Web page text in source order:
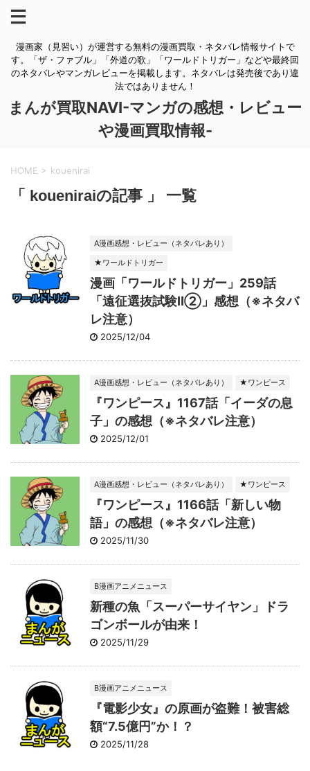
漫画家（見習い）が運営する無料の漫画買取・ネタバレ情報サイトで
す。「ザ・ファブル」「外道の歌」「ワールドトリガー」などや最終回
のネタバレやマンガレビューを掲載します。ネタバレは発売後であり違
法ではありません！
まんが買取NAVI-マンガの感想・レビュー
や漫画買取情報-
HOME > kouenirai
「 koueniraiの記事 」 一覧
A漫画感想・レビュー（ネタバレあり）
★ワールドトリガー
漫画「ワールドトリガー」259話
「遠征選抜試験Ⅱ②」感想（※ネタバ
レ注意）
2025/12/04
A漫画感想・レビュー（ネタバレあり） ★ワンピース
『ワンピース』1167話「イーダの息
子」の感想（※ネタバレ注意）
2025/12/01
A漫画感想・レビュー（ネタバレあり） ★ワンピース
『ワンピース』1166話「新しい物
語」の感想（※ネタバレ注意）
2025/11/30
B漫画アニメニュース
新種の魚「スーパーサイヤン」ドラ
ゴンボールが由来！
2025/11/29
B漫画アニメニュース
『電影少女』の原画が盗難！被害総
額“7.5億円”か！？
2025/11/28